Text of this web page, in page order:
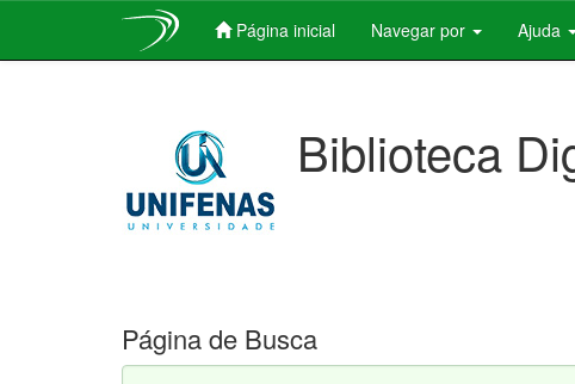
Página inicial Navegar por Ajuda
Biblioteca
Página de Busca